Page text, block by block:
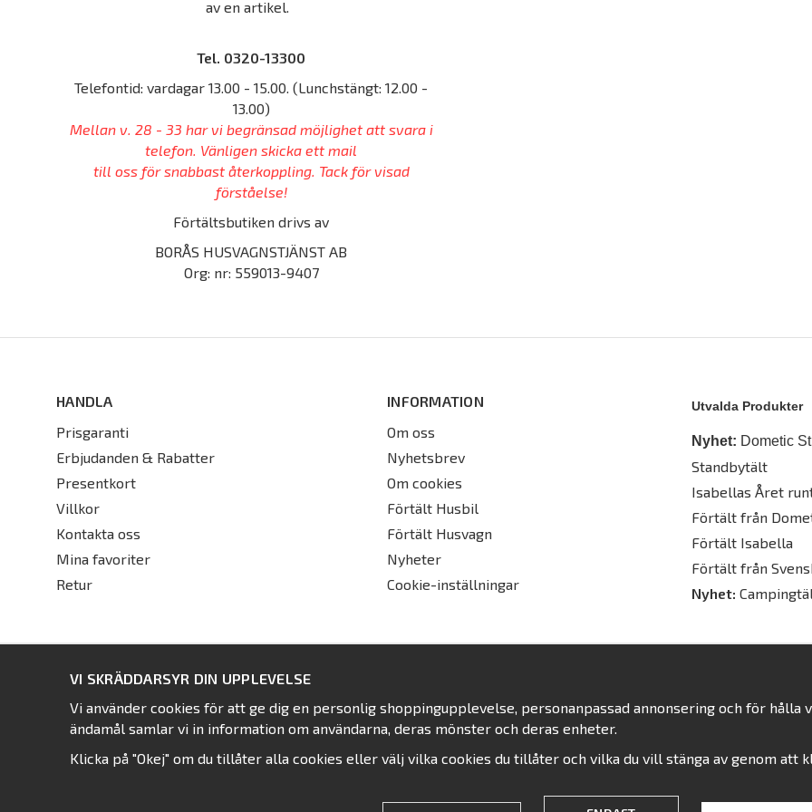
av en artikel.
Tel. 0320-13300
Telefontid: vardagar 13.00 - 15.00. (Lunchstängt: 12.00 -
13.00)
Mellan v. 28 - 33 har vi begränsad möjlighet att svara i
telefon. Vänligen skicka ett mail
till oss för snabbast återkoppling. Tack för visad
förståelse!
Förtältsbutiken drivs av
BORÅS HUSVAGNSTJÄNST AB
Org: nr: 559013-9407
HANDLA
Prisgaranti
Erbjudanden & Rabatter
Presentkort
Villkor
Kontakta oss
Mina favoriter
Retur
INFORMATION
Om oss
Nyhetsbrev
Om cookies
Förtält Husbil
Förtält Husvagn
Nyheter
Cookie-inställningar
Utvalda Produkter
Nyhet: Dometic
Standbytält
Isabellas Året
Förtält från
Förtält Isabella
Förtält från
Nyhet:
Drift & produktion:Wikinggruppen
VI SKRÄDDARSYR DIN UPPLEVELSE
Vi använder cookies för att ge dig en personlig shoppingupplevelse, personanpassad annonsering och för
ändamål samlar vi in information om användarna, deras mönster och deras enheter.
Klicka på "Okej" om du tillåter alla cookies eller välj vilka cookies du tillåter och vilka du vill stänga av genom att